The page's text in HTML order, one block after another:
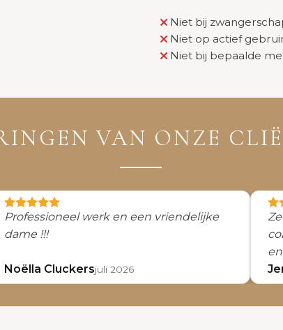
Niet bij
Niet op actief
Niet bij bepaalde
VAN ONZE
Professioneel werk en een vriendelijke
dame !!!
Noëlla Cluckersjuli 2026